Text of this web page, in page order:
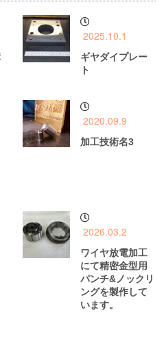
2025.10.1
ギヤダイプレー
ト
2020.09.9
加工技術名3
2026.03.2
ワイヤ放電加工
にて精密金型用
パンチ&ノックリ
ングを製作して
います。